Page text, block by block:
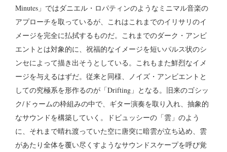
Minutes」ではダニエル・ロパティンのようなミニマル音楽の
アプローチを取っているが、これはこれまでのイリサリのイ
メージを完全に払拭するものだ。これまでのダーク・アンビ
エントとは対象的に、祝福的なイメージを短いパルス状のシ
ンセによって描き出そうとしている。これもまた鮮烈なイメ
ージを与えるはずだ。従来と同様、ノイズ・アンビエントと
しての究極系を形作るのが「Drifting」となる。旧来のゴシッ
ク/ドゥームの枠組みの中で、ギター演奏を取り入れ、抽象的
なサウンドを構築していく。ドビュッシーの「雲」のよう
に、それまで晴れ渡っていた空に唐突に暗雲が立ち込め、雲
があたり全体を覆い尽くすようなサウンドスケープを呼び覚